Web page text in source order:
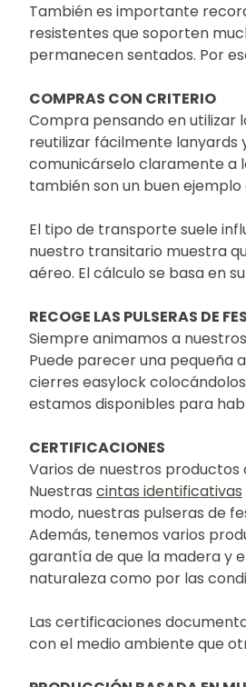
También es importante
resistentes que soporten
permanecen sentados. Por
COMPRAS CON CRITERIO
Compra pensando en utilizar
reutilizar fácilmente lanyards
comunicárselo claramente a
también son un buen
El tipo de transporte suele
nuestro transitario muestra
aéreo. El cálculo se basa en
RECOGE LAS PULSERAS DE
Siempre animamos a
Puede parecer una pequeña
cierres easylock
estamos disponibles para
CERTIFICACIONES
Varios de nuestros
Nuestras cintas identificativas
modo, nuestras pulseras de
Además, tenemos varios
garantía de que la madera y
naturaleza como por las
Las certificaciones
con el medio ambiente que